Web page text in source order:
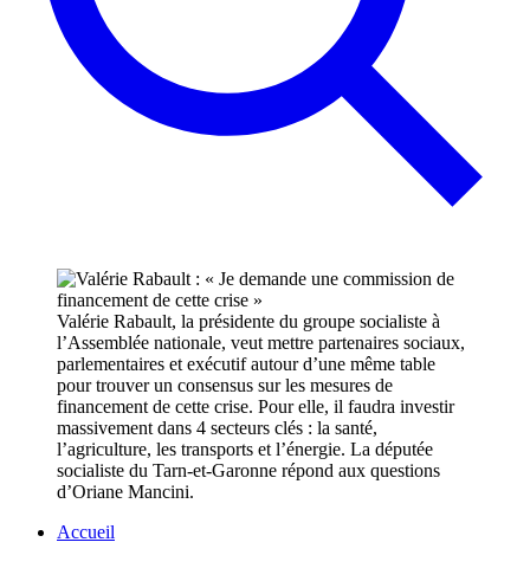
Valérie Rabault, la présidente du groupe socialiste à
l’Assemblée nationale, veut mettre partenaires sociaux,
parlementaires et exécutif autour d’une même table
pour trouver un consensus sur les mesures de
financement de cette crise. Pour elle, il faudra investir
massivement dans 4 secteurs clés : la santé,
l’agriculture, les transports et l’énergie. La députée
socialiste du Tarn-et-Garonne répond aux questions
d’Oriane Mancini.
Accueil